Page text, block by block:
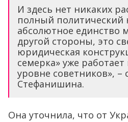
И здесь нет никаких
полный политический
абсолютное единство
другой стороны, это
юридическая
семерка» уже
уровне советников», –
Стефанишина.
Она уточнила, что от